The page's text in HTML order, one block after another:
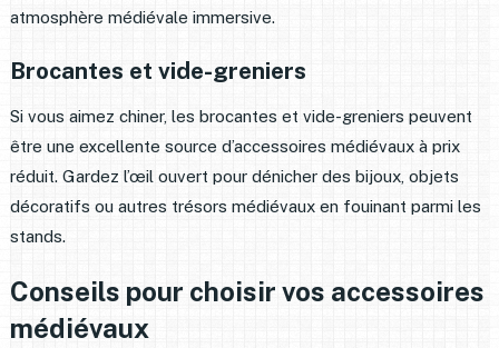
atmosphère médiévale immersive.
Brocantes et vide-greniers
Si vous aimez chiner, les brocantes et vide-greniers peuvent
être une excellente source d’accessoires médiévaux à prix
réduit. Gardez l’œil ouvert pour dénicher des bijoux, objets
décoratifs ou autres trésors médiévaux en fouinant parmi les
stands.
Conseils pour choisir vos accessoires
médiévaux